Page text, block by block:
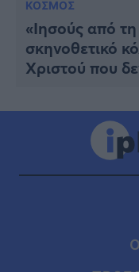
ΚΟΣΜΟΣ
«Ιησούς από
σκηνοθετικό
Χριστού που